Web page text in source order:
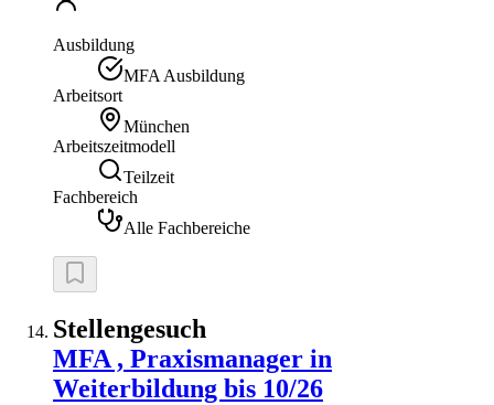
Ausbildung
MFA Ausbildung
Arbeitsort
München
Arbeitszeitmodell
Teilzeit
Fachbereich
Alle Fachbereiche
Stellengesuch
MFA , Praxismanager in
Weiterbildung bis 10/26